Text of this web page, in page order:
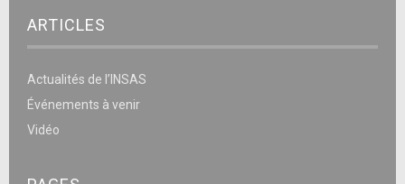
ARTICLES
Actualités de l’INSAS
Événements à venir
Vidéo